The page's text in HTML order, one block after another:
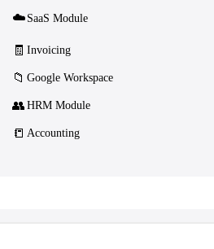
☁️ SaaS Module
🧾 Invoicing
📁 Google Workspace
👥 HRM Module
📒 Accounting